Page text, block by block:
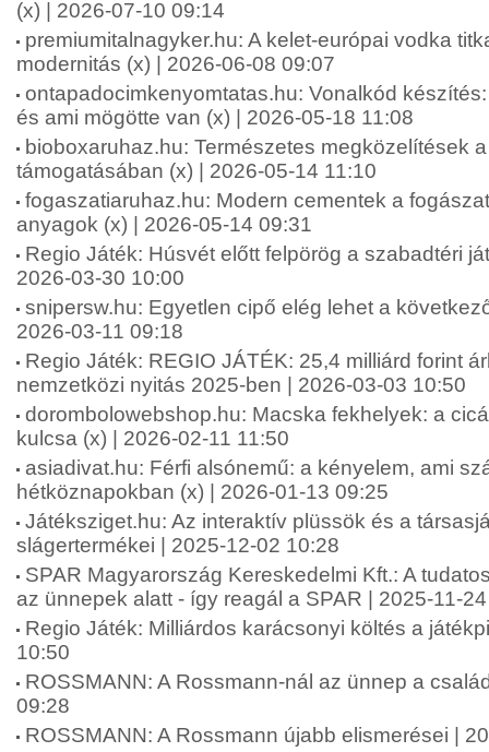
(x) | 2026-07-10 09:14
premiumitalnagyker.hu: A kelet-európai vodka
modernitás (x) | 2026-06-08 09:07
ontapadocimkenyomtatas.hu: Vonalkód
és ami mögötte van (x) | 2026-05-18 11:08
bioboxaruhaz.hu: Természetes megközelítések
támogatásában (x) | 2026-05-14 11:10
fogaszatiaruhaz.hu: Modern cementek a
anyagok (x) | 2026-05-14 09:31
Regio Játék: Húsvét előtt felpörög a szabadtéri
2026-03-30 10:00
snipersw.hu: Egyetlen cipő elég lehet a
2026-03-11 09:18
Regio Játék: REGIO JÁTÉK: 25,4 milliárd forint
nemzetközi nyitás 2025-ben | 2026-03-03 10:50
dorombolowebshop.hu: Macska fekhelyek: a
kulcsa (x) | 2026-02-11 11:50
asiadivat.hu: Férfi alsónemű: a kényelem, ami
hétköznapokban (x) | 2026-01-13 09:25
Játéksziget.hu: Az interaktív plüssök és a
slágertermékei | 2025-12-02 10:28
SPAR Magyarország Kereskedelmi Kft.: A
az ünnepek alatt - így reagál a SPAR | 2025-11-
Regio Játék: Milliárdos karácsonyi költés a
10:50
ROSSMANN: A Rossmann-nál az ünnep a
09:28
ROSSMANN: A Rossmann újabb elismerései |